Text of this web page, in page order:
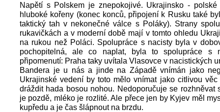
Napětí s Polskem je znepokojivé. Ukrajinsko - polské
hluboké kořeny (konec konců, připojení k Rusku také
taktický tah v nekonečné válce s Poláky). Strany
rukavičkách a v moderní době mají v tomto ohledu
na rukou než Poláci. Spolupráce s nacisty byla v
pochopitelná, ale co naplat, byla to spolupráce s
připomenutí: Praha taky uvítala Vlasovce v nacistických
Bandera je u nás a jinde na Západě vnímán jako
Ukrajinské vedení by toto mělo vnímat jako citlivou
dráždit hada bosou nohou. Nedoporučuje se rozhněvat
je pozdě, mléko je rozlité. Ale přece jen by Kyjev měl
kupředu a je čas šlápnout na brzdu.